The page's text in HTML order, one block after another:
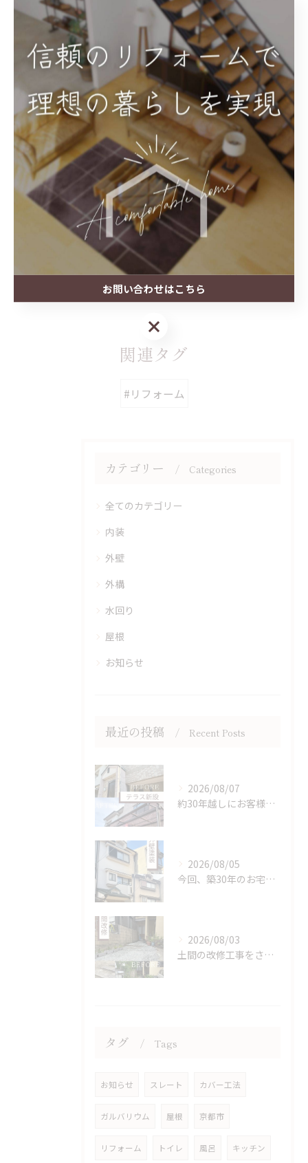
#快適生活
#建物健康
#耐久性向上
#リフォーム提案
#お見積り無料
#お気軽相談
#住宅改善
#株式会社シマコシ
一覧に戻る 次のページ >
関連タグ
#リフォーム
カテゴリー Categories
全てのカテゴリー
内装
外壁
外構
水回り
屋根
お知らせ
最近の投稿 Recent Posts
2026/08/07
約30年越しにお客様の夢だったテラス屋根を新設。
2026/08/05
今回、築30年のお宅で初の補修と塗装を行ないました。
2026/08/03
土間の改修工事をさせていただきました。
タグ Tags
お知らせ スレート カバー工法
ガルバリウム 屋根 京都市
リフォーム トイレ 風呂 キッチン
お問い合わせはこちら
お問い合わせはこちら